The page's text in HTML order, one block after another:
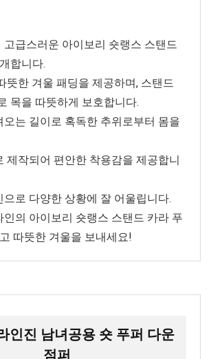
급스러운 아이보리 숏랭스 스탠드
합니다.
뜻한 겨울 패딩을 제공하며, 스탠드
목을 따뜻하게 보호합니다.
는 길이로 혹독한 추위로부터 몸을
제작되어 편안한 착용감을 제공합니
로 다양한 상황에 잘 어울립니다.
의 아이보리 숏랭스 스탠드 카라 푸
따뜻한 겨울을 보내세요!
인진 남녀공용 숏 푸퍼 다운
점퍼